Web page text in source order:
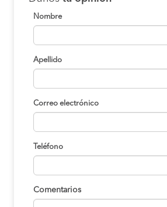
Nombre
Apellido
Correo electrónico
Teléfono
Comentarios